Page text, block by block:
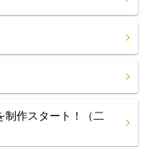
制作スタート！（二